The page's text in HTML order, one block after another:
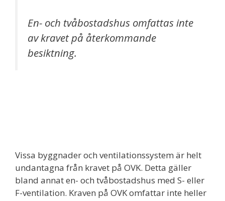
En- och tvåbostadshus omfattas inte
av kravet på återkommande
besiktning.
Vissa byggnader och ventilationssystem är helt
undantagna från kravet på OVK. Detta gäller
bland annat en- och tvåbostadshus med S- eller
F-ventilation. Kraven på OVK omfattar inte heller